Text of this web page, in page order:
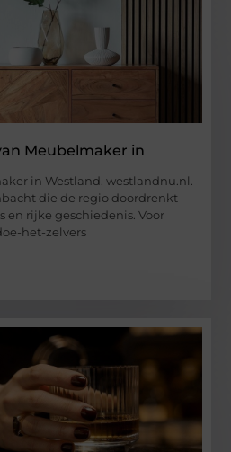
Meubelmaker in
in Westland. westlandnu.nl.
die de regio doordrenkt
rijke geschiedenis. Voor
het-zelvers